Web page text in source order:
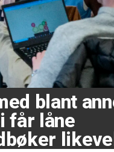
blant
får låne
likevel